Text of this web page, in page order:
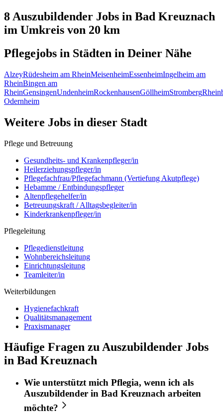
8 Auszubildender Jobs in Bad Kreuznach
im Umkreis von 20 km
Pflegejobs in Städten in Deiner Nähe
AlzeyRüdesheim am RheinMeisenheimEssenheimIngelheim am
RheinBingen am
RheinGensingenUndenheimRockenhausenGöllheimStromberg
Odernheim
Weitere Jobs in dieser Stadt
Pflege und Betreuung
Gesundheits- und Krankenpfleger/in
Heilerziehungspfleger/in
Pflegefachfrau/Pflegefachmann (Vertiefung Akutpflege)
Hebamme / Entbindungspfleger
Altenpflegehelfer/in
Betreuungskraft / Alltagsbegleiter/in
Kinderkrankenpfleger/in
Pflegeleitung
Pflegedienstleitung
Wohnbereichsleitung
Einrichtungsleitung
Teamleiter/in
Weiterbildungen
Hygienefachkraft
Qualitätsmanagement
Praxismanager
Häufige Fragen zu Auszubildender Jobs
in Bad Kreuznach
Wie unterstützt mich Pflegia, wenn ich als
Auszubildender in Bad Kreuznach arbeiten
möchte?